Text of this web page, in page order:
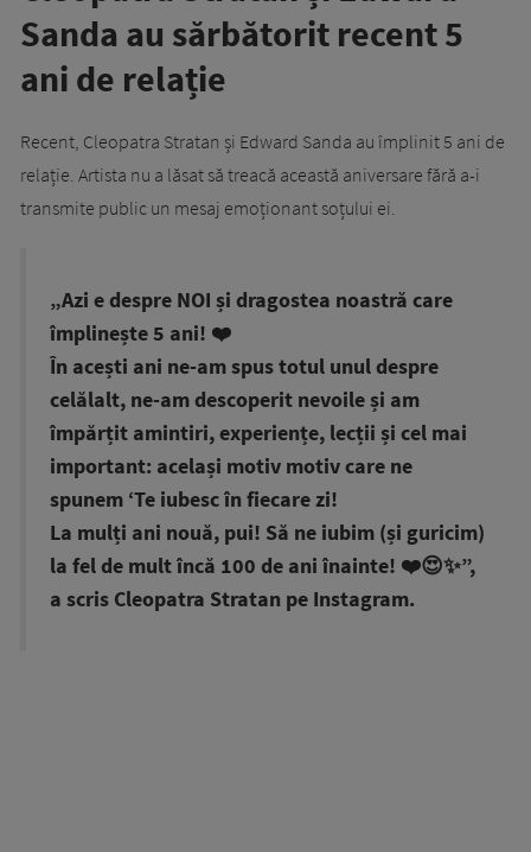
Sanda au sărbătorit recent 5
ani de relație
Recent, Cleopatra Stratan și Edward Sanda au împlinit 5 ani de
relație. Artista nu a lăsat să treacă această aniversare fără a-i
transmite public un mesaj emoționant soțului ei.
„Azi e despre NOI și dragostea noastră care
împlinește 5 ani! ❤️
În acești ani ne-am spus totul unul despre
celălalt, ne-am descoperit nevoile și am
împărțit amintiri, experiențe, lecții și cel mai
important: același motiv motiv care ne
spunem ‘Te iubesc în fiecare zi!
La mulți ani nouă, pui! Să ne iubim (și guricim)
la fel de mult încă 100 de ani înainte! ❤️😍✨”,
a scris Cleopatra Stratan pe Instagram.